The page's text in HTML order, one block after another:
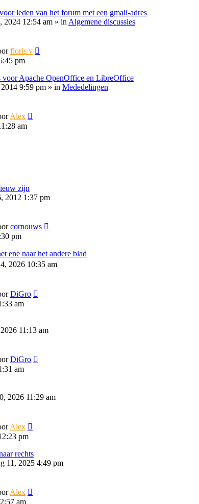
leden van het forum met een gmail-adres
2024 12:54 am » in Algemene discussies
floris v
pm
voor Apache OpenOffice en LibreOffice
9:59 pm » in Mededelingen
Alex
am
zijn
2012 1:37 pm
cornouws
pm
ene naar het andere blad
2026 10:35 am
DiGro
am
11:13 am
DiGro
am
2026 11:29 am
Alex
pm
rechts
11, 2025 4:49 pm
Alex
am